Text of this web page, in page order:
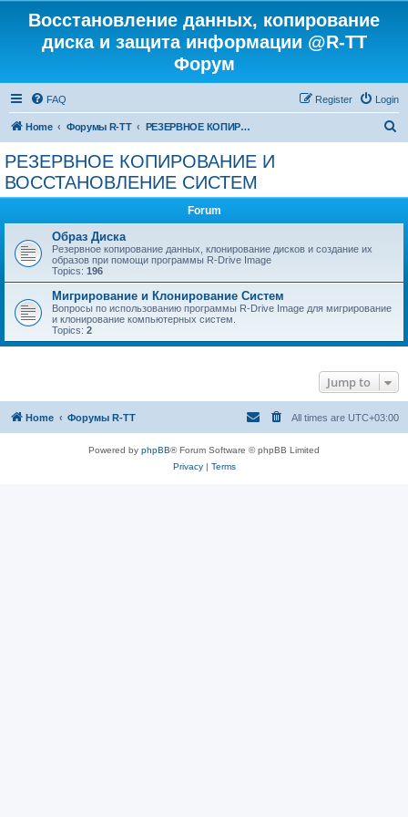
Восстановление данных, копирование
диска и защита информации @R-TT
Форум
FAQ Login
Register
Home Форумы R-TT РЕЗЕРВНОЕ КОПИРОВАНИЕ И ВОССТАНОВЛЕНИЕ СИСТЕМ
РЕЗЕРВНОЕ КОПИРОВАНИЕ И
ВОССТАНОВЛЕНИЕ СИСТЕМ
Forum
Образ Диска
Резервное копирование данных, клонирование дисков и создание их
образов при помощи программы R-Drive Image
Topics: 196
Мигрирование и Клонирование Систем
Вопросы по использованию программы R-Drive Image для мигрирование
и клонирование компьютерных систем.
Topics: 2
Jump to
Home Форумы R-TT All times are UTC+03:00
Powered by phpBB® Forum Software © phpBB Limited
Privacy| Terms